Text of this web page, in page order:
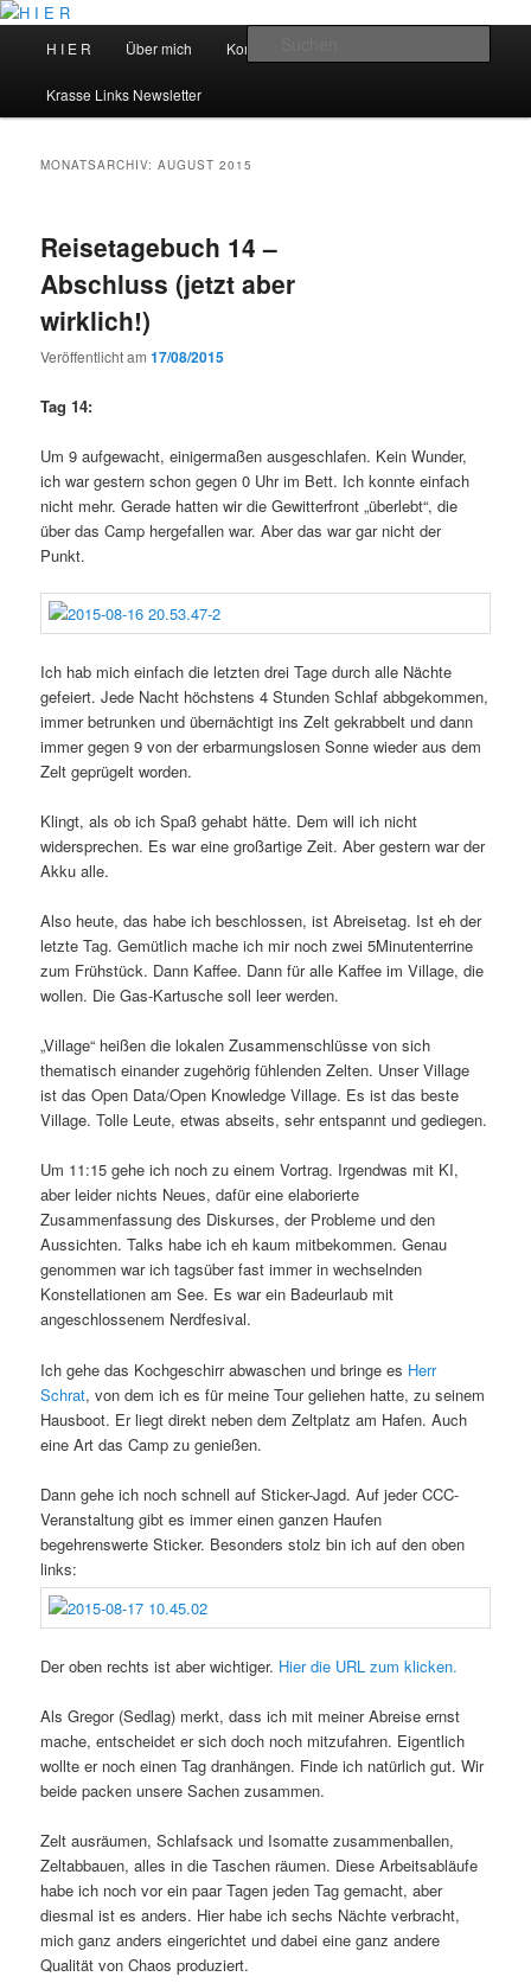
Zum
springen
Zum
springenH I E R
H I E R Über mich Kontakt
Krasse Links Newsletter
MONATSARCHIV:AUGUST 2015
Reisetagebuch 14 –
Abschluss (jetzt aber
wirklich!)
Veröffentlicht am17/08/2015
Tag 14:
Um 9 aufgewacht, einigermaßen ausgeschlafen. Kein Wunder,
ich war gestern schon gegen 0 Uhr im Bett. Ich konnte einfach
nicht mehr. Gerade hatten wir die Gewitterfront „überlebt“, die
über das Camp hergefallen war. Aber das war gar nicht der
Punkt.
Ich hab mich einfach die letzten drei Tage durch alle Nächte
gefeiert. Jede Nacht höchstens 4 Stunden Schlaf abbgekommen,
immer betrunken und übernächtigt ins Zelt gekrabbelt und dann
immer gegen 9 von der erbarmungslosen Sonne wieder aus dem
Zelt geprügelt worden.
Klingt, als ob ich Spaß gehabt hätte. Dem will ich nicht
widersprechen. Es war eine großartige Zeit. Aber gestern war der
Akku alle.
Also heute, das habe ich beschlossen, ist Abreisetag. Ist eh der
letzte Tag. Gemütlich mache ich mir noch zwei 5Minutenterrine
zum Frühstück. Dann Kaffee. Dann für alle Kaffee im Village, die
wollen. Die Gas-Kartusche soll leer werden.
„Village“ heißen die lokalen Zusammenschlüsse von sich
thematisch einander zugehörig fühlenden Zelten. Unser Village
ist das Open Data/Open Knowledge Village. Es ist das beste
Village. Tolle Leute, etwas abseits, sehr entspannt und gediegen.
Um 11:15 gehe ich noch zu einem Vortrag. Irgendwas mit KI,
aber leider nichts Neues, dafür eine elaborierte
Zusammenfassung des Diskurses, der Probleme und den
Aussichten. Talks habe ich eh kaum mitbekommen. Genau
genommen war ich tagsüber fast immer in wechselnden
Konstellationen am See. Es war ein Badeurlaub mit
angeschlossenem Nerdfesival.
Ich gehe das Kochgeschirr abwaschen und bringe es Herr
Schrat, von dem ich es für meine Tour geliehen hatte, zu seinem
Hausboot. Er liegt direkt neben dem Zeltplatz am Hafen. Auch
eine Art das Camp zu genießen.
Dann gehe ich noch schnell auf Sticker-Jagd. Auf jeder CCC-
Veranstaltung gibt es immer einen ganzen Haufen
begehrenswerte Sticker. Besonders stolz bin ich auf den oben
links:
Der oben rechts ist aber wichtiger. Hier die URL zum klicken.
Als Gregor (Sedlag) merkt, dass ich mit meiner Abreise ernst
mache, entscheidet er sich doch noch mitzufahren. Eigentlich
wollte er noch einen Tag dranhängen. Finde ich natürlich gut. Wir
beide packen unsere Sachen zusammen.
Zelt ausräumen, Schlafsack und Isomatte zusammenballen,
Zeltabbauen, alles in die Taschen räumen. Diese Arbeitsabläufe
habe ich noch vor ein paar Tagen jeden Tag gemacht, aber
diesmal ist es anders. Hier habe ich sechs Nächte verbracht,
mich ganz anders eingerichtet und dabei eine ganz andere
Qualität von Chaos produziert.